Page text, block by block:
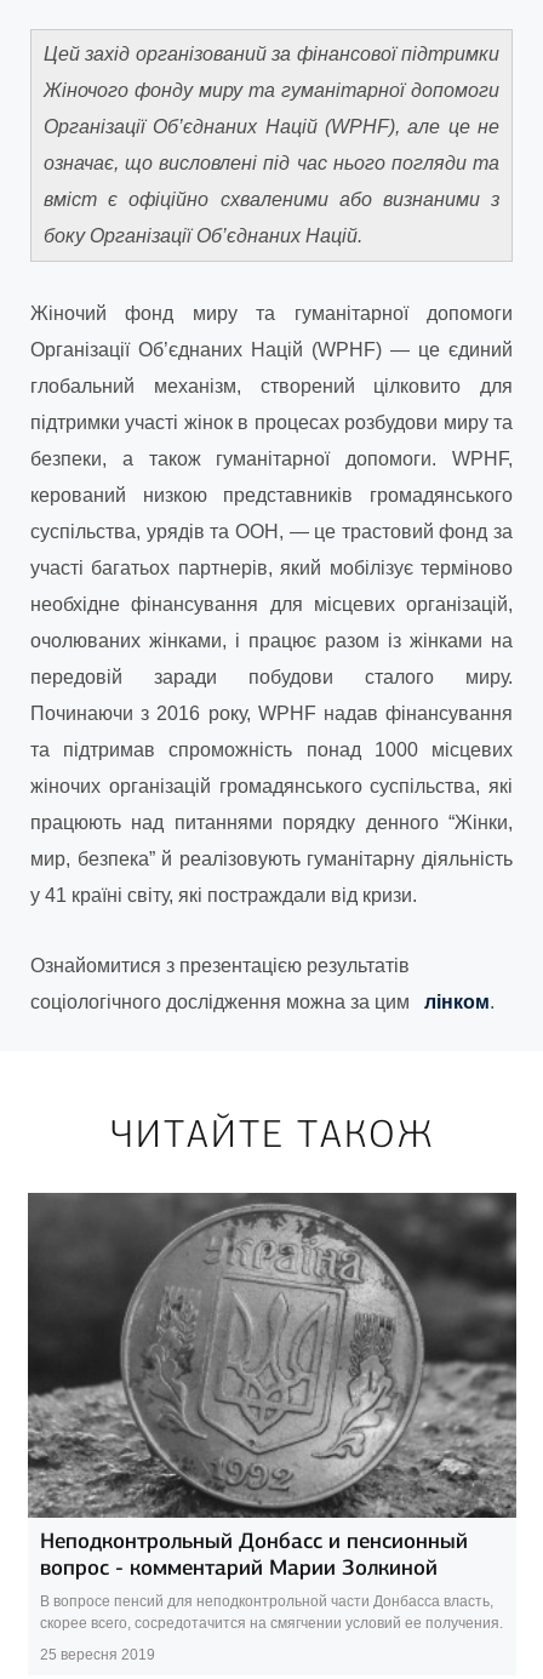
Цей захід організований за фінансової підтримки
Жіночого фонду миру та гуманітарної допомоги
Організації Об’єднаних Націй (WPHF), але це не
означає, що висловлені під час нього погляди та
вміст є офіційно схваленими або визнаними з
боку Організації Об’єднаних Націй.
Жіночий фонд миру та гуманітарної допомоги
Організації Об’єднаних Націй (WPHF) — це єдиний
глобальний механізм, створений цілковито для
підтримки участі жінок в процесах розбудови миру та
безпеки, а також гуманітарної допомоги. WPHF,
керований низкою представників громадянського
суспільства, урядів та ООН, — це трастовий фонд за
участі багатьох партнерів, який мобілізує терміново
необхідне фінансування для місцевих організацій,
очолюваних жінками, і працює разом із жінками на
передовій заради побудови сталого миру.
Починаючи з 2016 року, WPHF надав фінансування
та підтримав спроможність понад 1000 місцевих
жіночих організацій громадянського суспільства, які
працюють над питаннями порядку денного “Жінки,
мир, безпека” й реалізовують гуманітарну діяльність
у 41 країні світу, які постраждали від кризи.
Ознайомитися з презентацією результатів
соціологічного дослідження можна за цим
лінком.
ЧИТАЙТЕ ТАКОЖ
Неподконтрольный Донбасс и пенсионный
вопрос - комментарий Марии Золкиной
В вопросе пенсий для неподконтрольной части Донбасса власть,
скорее всего, сосредотачится на смягчении условий ее получения.
25 вересня 2019